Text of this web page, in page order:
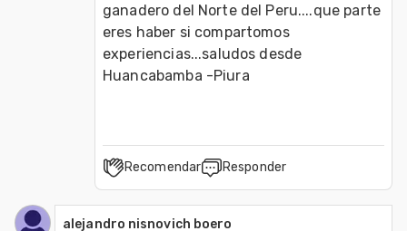
ganadero del Norte del Peru....que parte
eres haber si compartomos
experiencias...saludos desde
Huancabamba -Piura
Recomendar Responder
alejandro nisnovich boero